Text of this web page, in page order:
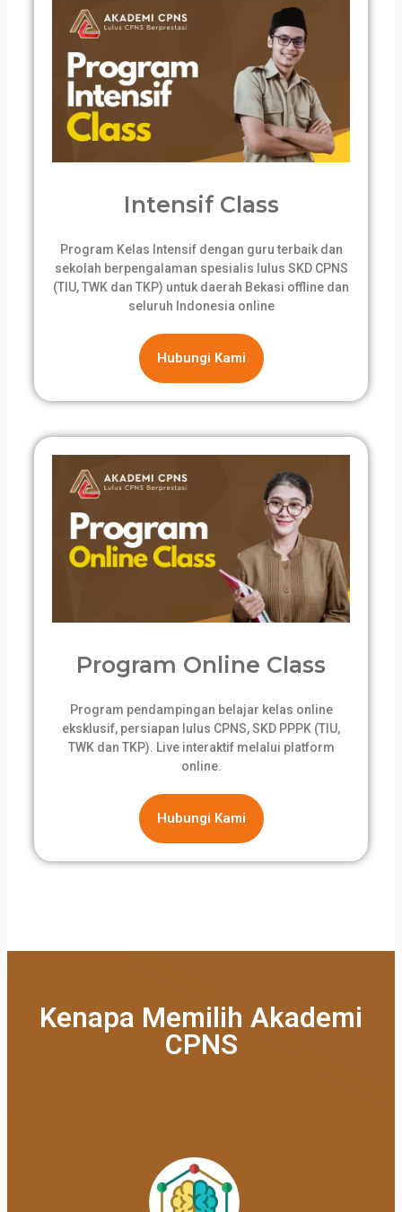
Intensif Class
Program Kelas Intensif dengan guru terbaik dan
sekolah berpengalaman spesialis lulus SKD CPNS
(TIU, TWK dan TKP) untuk daerah Bekasi offline dan
seluruh Indonesia online
Hubungi Kami
Program Online Class
Program pendampingan belajar kelas online
eksklusif, persiapan lulus CPNS, SKD PPPK (TIU,
TWK dan TKP). Live interaktif melalui platform
online.
Hubungi Kami
Kenapa Memilih Akademi
CPNS